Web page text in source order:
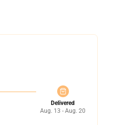
Delivered
Aug. 13 - Aug. 20